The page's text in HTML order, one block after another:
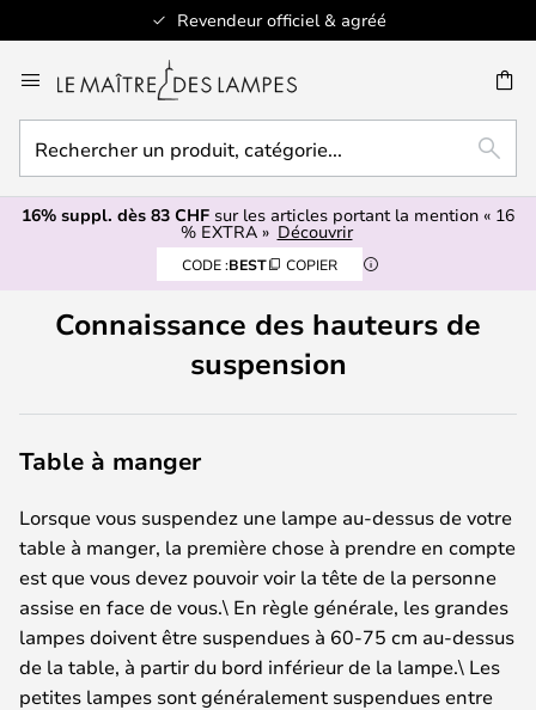
Revendeur officiel & agréé
au
contenu
un
produit,
catégorie...
16% suppl. dès 83 CHF sur les articles portant la mention « 16
% EXTRA » Découvrir
CODE :BEST COPIER
Connaissance des hauteurs de
suspension
Table à manger
Lorsque vous suspendez une lampe au-dessus de votre
table à manger, la première chose à prendre en compte
est que vous devez pouvoir voir la tête de la personne
assise en face de vous.\ En règle générale, les grandes
lampes doivent être suspendues à 60-75 cm au-dessus
de la table, à partir du bord inférieur de la lampe.\ Les
petites lampes sont généralement suspendues entre